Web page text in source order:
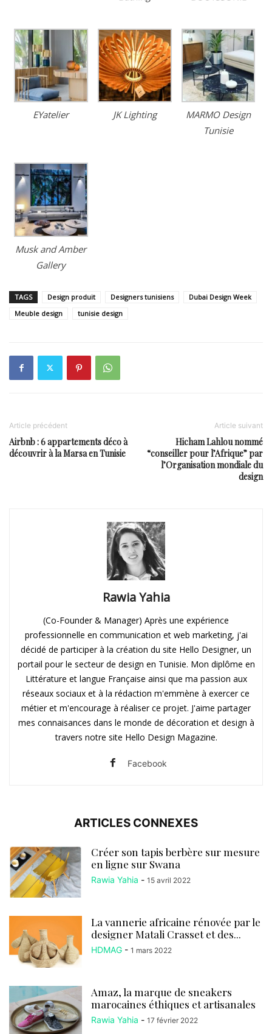
EYatelier JK Lighting
MARMO Design
Tunisie
Musk and Amber
Gallery
TAGS Design produit Designers tunisiens
Dubai Design Week
Meuble design
tunisie design
Article précédent
Airbnb : 6 appartements déco à
découvrir à la Marsa en Tunisie
Article suivant
Hicham Lahlou nommé
“conseiller pour l’Afrique” par
l’Organisation mondiale du
design
Rawia Yahia
(Co-Founder & Manager) Après une expérience
professionnelle en communication et web marketing, j'ai
décidé de participer à la création du site Hello Designer, un
portail pour le secteur de design en Tunisie. Mon diplôme en
Littérature et langue Française ainsi que ma passion aux
réseaux sociaux et à la rédaction m'emmène à exercer ce
métier et m'encourage à réaliser ce projet. J'aime partager
mes connaisances dans le monde de décoration et design à
travers notre site Hello Design Magazine.
Facebook
ARTICLES CONNEXES
Créer son tapis berbère sur mesure
en ligne sur Swana
Rawia Yahia - 15 avril 2022
La vannerie africaine rénovée par le
designer Matali Crasset et des...
HDMAG - 1 mars 2022
Amaz, la marque de sneakers
marocaines éthiques et artisanales
Rawia Yahia - 17 février 2022